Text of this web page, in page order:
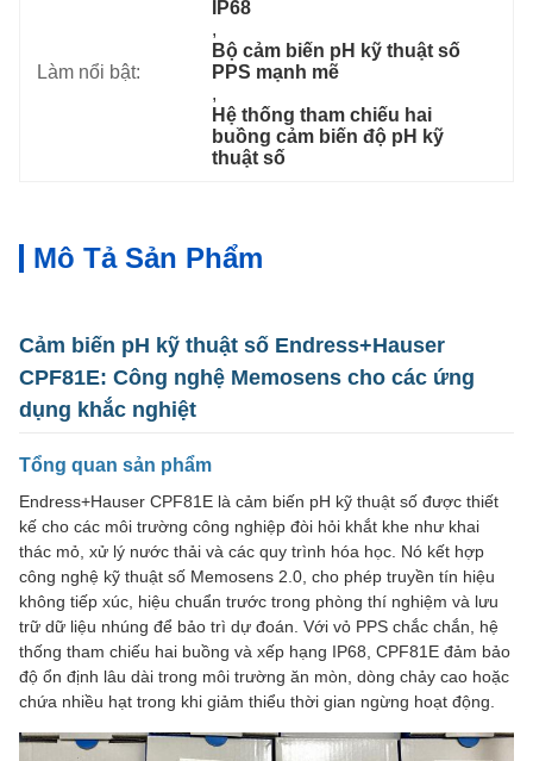
Làm nổi bật:
IP68
,
Bộ cảm biến pH kỹ thuật số
PPS mạnh mẽ
,
Hệ thống tham chiếu hai
buồng cảm biến độ pH kỹ
thuật số
Mô Tả Sản Phẩm
Cảm biến pH kỹ thuật số Endress+Hauser
CPF81E: Công nghệ Memosens cho các ứng
dụng khắc nghiệt
Tổng quan sản phẩm
Endress+Hauser CPF81E là cảm biến pH kỹ thuật số được thiết
kế cho các môi trường công nghiệp đòi hỏi khắt khe như khai
thác mỏ, xử lý nước thải và các quy trình hóa học. Nó kết hợp
công nghệ kỹ thuật số Memosens 2.0, cho phép truyền tín hiệu
không tiếp xúc, hiệu chuẩn trước trong phòng thí nghiệm và lưu
trữ dữ liệu nhúng để bảo trì dự đoán. Với vỏ PPS chắc chắn, hệ
thống tham chiếu hai buồng và xếp hạng IP68, CPF81E đảm bảo
độ ổn định lâu dài trong môi trường ăn mòn, dòng chảy cao hoặc
chứa nhiều hạt trong khi giảm thiểu thời gian ngừng hoạt động.